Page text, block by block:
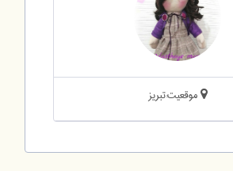
موقعیت:تبریز